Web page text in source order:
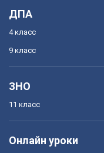
ДПА
4 класс
9 класс
ЗНО
11 класс
Онлайн уроки